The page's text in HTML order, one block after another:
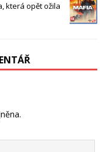
která opět ožila